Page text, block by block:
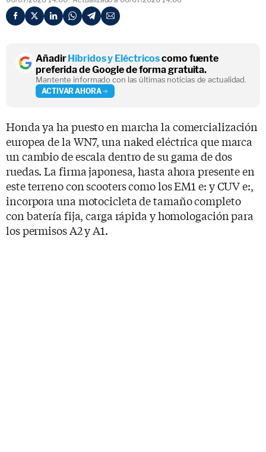
AñadirHíbridos y Eléctricoscomo fuente
preferida de Google de forma gratuita.
Mantente informado con las últimas noticias de actualidad.
ACTIVAR AHORA
Honda ya ha puesto en marcha la comercialización
europea de la WN7, una naked eléctrica que marca
un cambio de escala dentro de su gama de dos
ruedas. La firma japonesa, hasta ahora presente en
este terreno con scooters como los EM1 e: y CUV e:,
incorpora una motocicleta de tamaño completo
con batería fija, carga rápida y homologación para
los permisos A2 y A1.